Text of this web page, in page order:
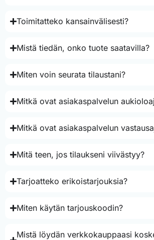
Toimitatteko kansainvälisesti?
Mistä tiedän, onko tuote saatavilla?
Miten voin seurata tilaustani?
Mitkä ovat asiakaspalvelun
Mitkä ovat asiakaspalvelun
Mitä teen, jos tilaukseni viivästyy?
Tarjoatteko erikoistarjouksia?
Miten käytän tarjouskoodin?
Mistä löydän verkkokauppaasi